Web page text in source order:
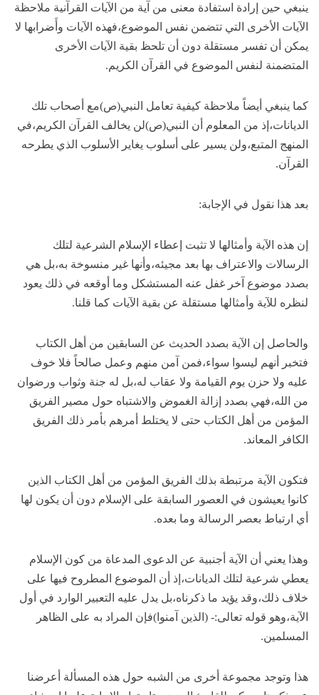
ينبغي حين إرادة استفادة معنى من آية من الآيات القرآنية ملاحظة
الآيات الأخرى التي تتضمن نفس الموضوع،فهذه الآيات وأَضرابها لا
يمكن أن تفسر مستقلة دون أن تلحظ بقية الآيات الأخرى
المتضمنة لنفس الموضوع في القرآن الكريم.
كما ينبغي أيضاً ملاحظة كيفية تعامل النبي(ص)مع أصحاب تلك
الديانات،إذ من المعلوم أن النبي(ص)لن يخالف القرآن الكريم،في
المنهج المتبع،ولن يسير على أسلوب يغاير الأسلوب الذي يطرحه
القرآن.
بعد هذا نقول في الإجابة:
إن هذه الآية وأمثالها لا تثبت إعطاء الإسلام الشرعية لتلك
الرسالات والاعتراف بها بعد مجيئه،وأنها غير منسوخة به،بل هي
بصدد موضوع آخر غفل عنه المستشكل وما أوقعه في ذلك يعود
لنظره للآية وأمثالها مستقلة عن بقية الآيات كما قلنا.
والحاصل إن الآية بصدد الحديث عن السابقين من أهل الكتاب
فتخبر أنهم ليسوا سواء،فمن آمن منهم وعمل صالحاً فلا خوف
عليه ولا حزن يوم القيامة ولا عقاب له،بل له جنة وثواب ورضوان
من الله،فهي بصدد إزالة الغموض والاشتباه حول مصير الفريق
المؤمن من أهل الكتاب حتى لا يختلط أمرهم بأمر ذلك الفريق
الكافر المعاند.
فتكون الآية مرتبطة بذلك الفريق المؤمن من أهل الكتاب الذين
كانوا يعيشون في العصور السابقة على الإسلام دون أن يكون لها
أي ارتباط بعصر الرسالة وما بعده.
وهذا يعني أن الآية أجنبية عن الدعوى المدعاة من كون الإسلام
يعطي شرعية لتلك الديانات،إذ أن الموضوع المطروح فيها على
خلاف ذلك،وقد يؤيد ما ذكرناه،بل يدل عليه التعبير الوارد في أول
الآية،وهو قوله تعالى:- (الذين آمنوا)فإن المراد به على الظاهر
المسلمين.
هذا وتوجد مجموعة أخرى من الشبه حول هذه المسألة أعرضنا